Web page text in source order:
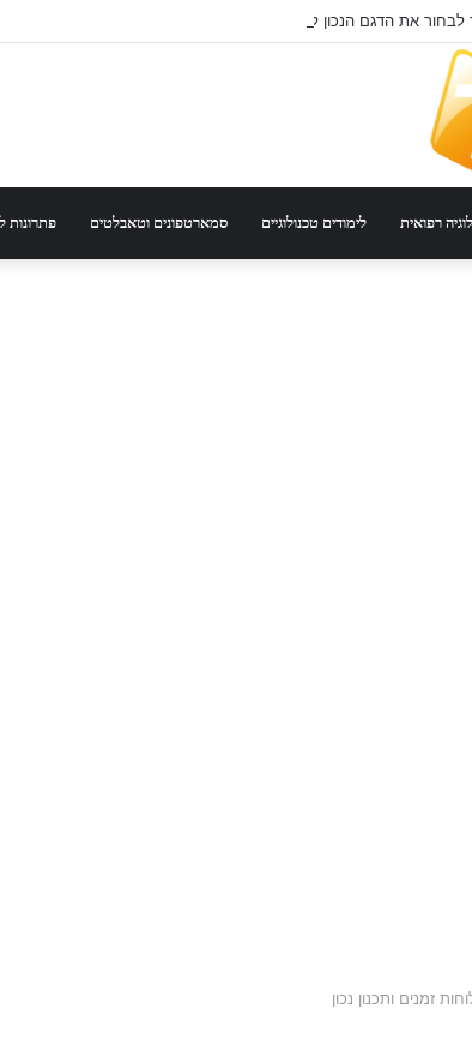
לבחור את הדגם הנכון לפי סוג רכב ונסועה
רפואית לימודים טכנולוגיים סמארטפונים וטאבלטים פתרונות
זמנים ותכנון נכון